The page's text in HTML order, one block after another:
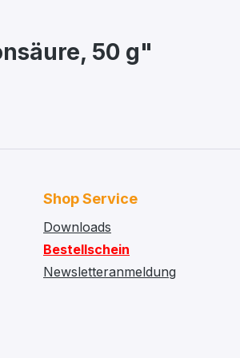
50 g"
Shop Service
Downloads
Bestellschein
Newsletteranmeldung